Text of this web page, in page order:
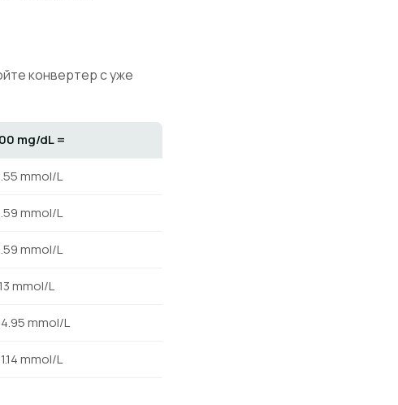
конвертер с уже
mg/dL =
mmol/L
mmol/L
mmol/L
mmol/L
mmol/L
mmol/L